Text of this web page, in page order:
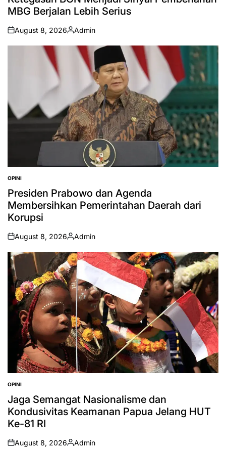
MBG Berjalan Lebih Serius
on
August 8, 2026
Posted
by
Admin
POSTED
IN
OPINI
Presiden Prabowo dan Agenda
Membersihkan Pemerintahan Daerah dari
Korupsi
on
August 8, 2026
Posted
by
Admin
POSTED
IN
OPINI
Jaga Semangat Nasionalisme dan
Kondusivitas Keamanan Papua Jelang HUT
Ke-81 RI
on
August 8, 2026
Posted
Admin